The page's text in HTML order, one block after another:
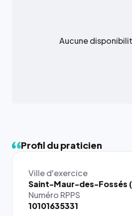
Aucune
Profil du praticien
Ville d'exercice
Saint-Maur-des-Fossés
Numéro RPPS
10101635331
{# 40×40
: la taille
rendue par
`.profile-